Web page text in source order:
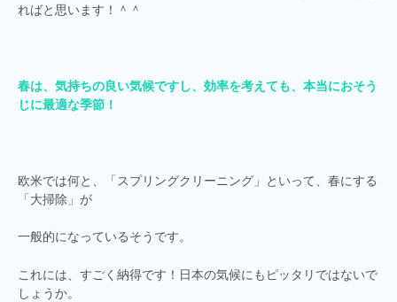
ればと思います！＾＾
春は、気持ちの良い気候ですし、効率を考えても、 本当におそう
じに最適な季節！
欧米では何と、「スプリングクリーニング」といって、春にする
「大掃除」が
一般的になっているそうです。
これには、すごく納得です！日本の気候にもピッタリではないで
しょうか。